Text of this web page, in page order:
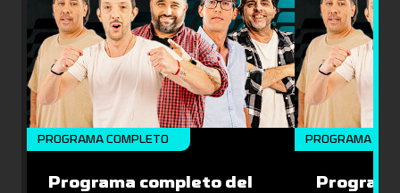
PROGRAMA COMPLETO
Programa completo del
PROGRAMA